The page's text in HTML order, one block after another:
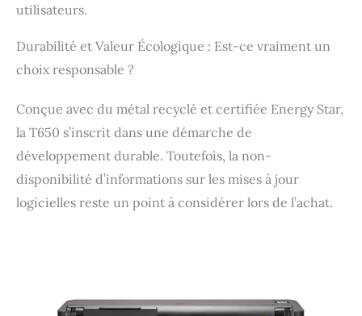
utilisateurs.
Durabilité et Valeur Écologique : Est-ce vraiment un
choix responsable ?
Conçue avec du métal recyclé et certifiée Energy Star,
la T650 s’inscrit dans une démarche de
développement durable. Toutefois, la non-
disponibilité d’informations sur les mises à jour
logicielles reste un point à considérer lors de l’achat.